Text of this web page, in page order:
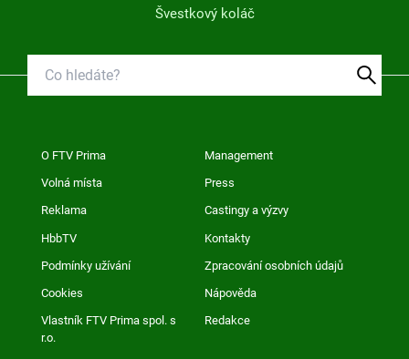
Švestkový koláč
O FTV Prima Management
Volná místa Press
Reklama Castingy a výzvy
HbbTV Kontakty
Podmínky užívání Zpracování osobních údajů
Cookies Nápověda
Vlastník FTV Prima spol. s
r.o.
Redakce